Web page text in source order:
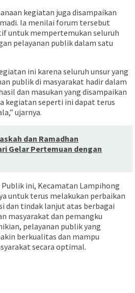
kegiatan juga disampaikan
Ia menilai forum tersebut
untuk mempertemukan seluruh
pelayanan publik dalam satu
ini karena seluruh unsur yang
publik di masyarakat hadir dalam
dan masukan yang disampaikan
kegiatan seperti ini dapat terus
ujarnya.
dan Ramadhan
Gelar Pertemuan dengan
ini, Kecamatan Lampihong
untuk terus melakukan perbaikan
dan tindak lanjut atas berbagai
masyarakat dan pemangku
pelayanan publik yang
berkualitas dan mampu
secara optimal.